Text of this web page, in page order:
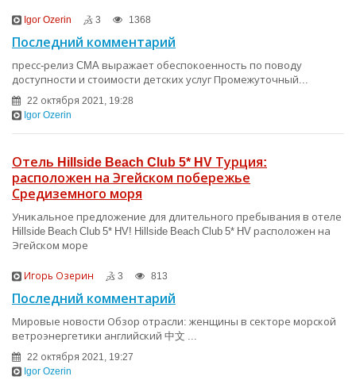
Igor Ozerin 3 1368
Последний комментарий
пресс-релиз CMA выражает обеспокоенность по поводу
доступности и стоимости детских услуг Промежуточный...
22 октября 2021, 19:28
Igor Ozerin
Отель Hillside Beach Club 5* HV Турция:
расположен на Эгейском побережье
Средиземного моря
Уникальное предложение для длительного пребывания в отеле
Hillside Beach Club 5* HV! Hillside Beach Club 5* HV расположен на
Эгейском море
Игорь Озерин 3 813
Последний комментарий
Мировые новости Обзор отрасли: женщины в секторе морской
ветроэнергетики английский 中文 ...
22 октября 2021, 19:27
Igor Ozerin